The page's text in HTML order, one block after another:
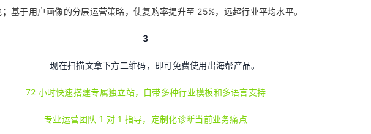
基于用户画像的分层运营策略，使复购率提升至 25%，远超行业平均水平。
3
现在扫描文章下方二维码，即可免费使用出海帮产品。
72 小时快速搭建专属独立站，自带多种行业模板和多语言支持
专业运营团队 1 对 1 指导，定制化诊断当前业务痛点